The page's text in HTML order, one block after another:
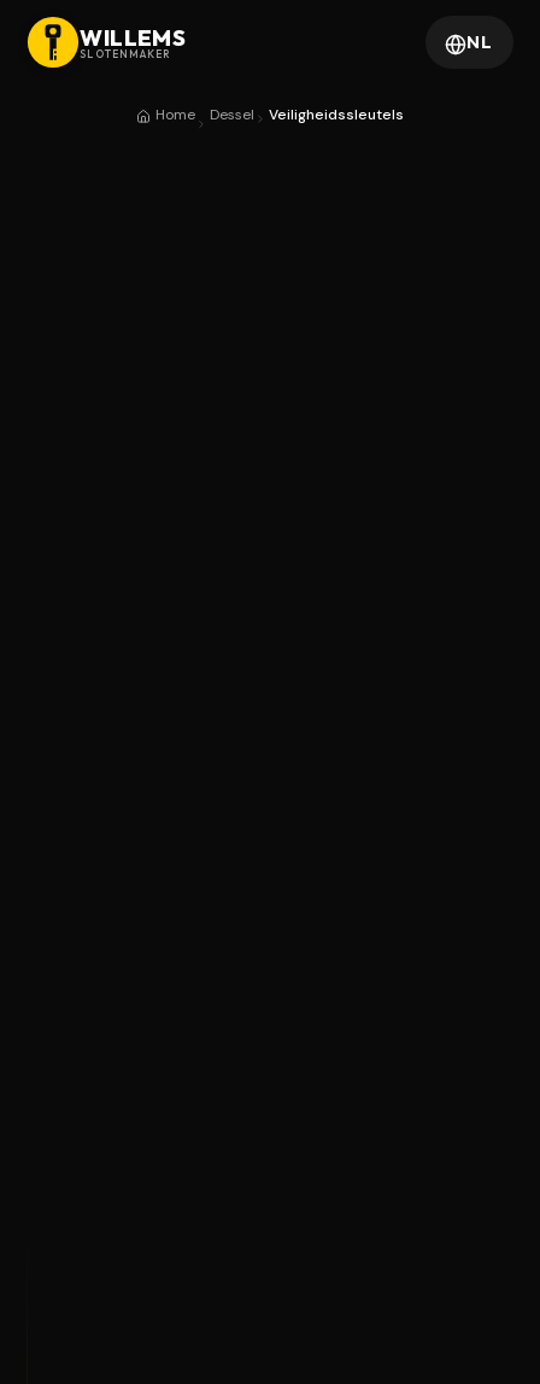
WILLEMS
SLOTENMAKER NL
Home Dessel Veiligheidssleutels